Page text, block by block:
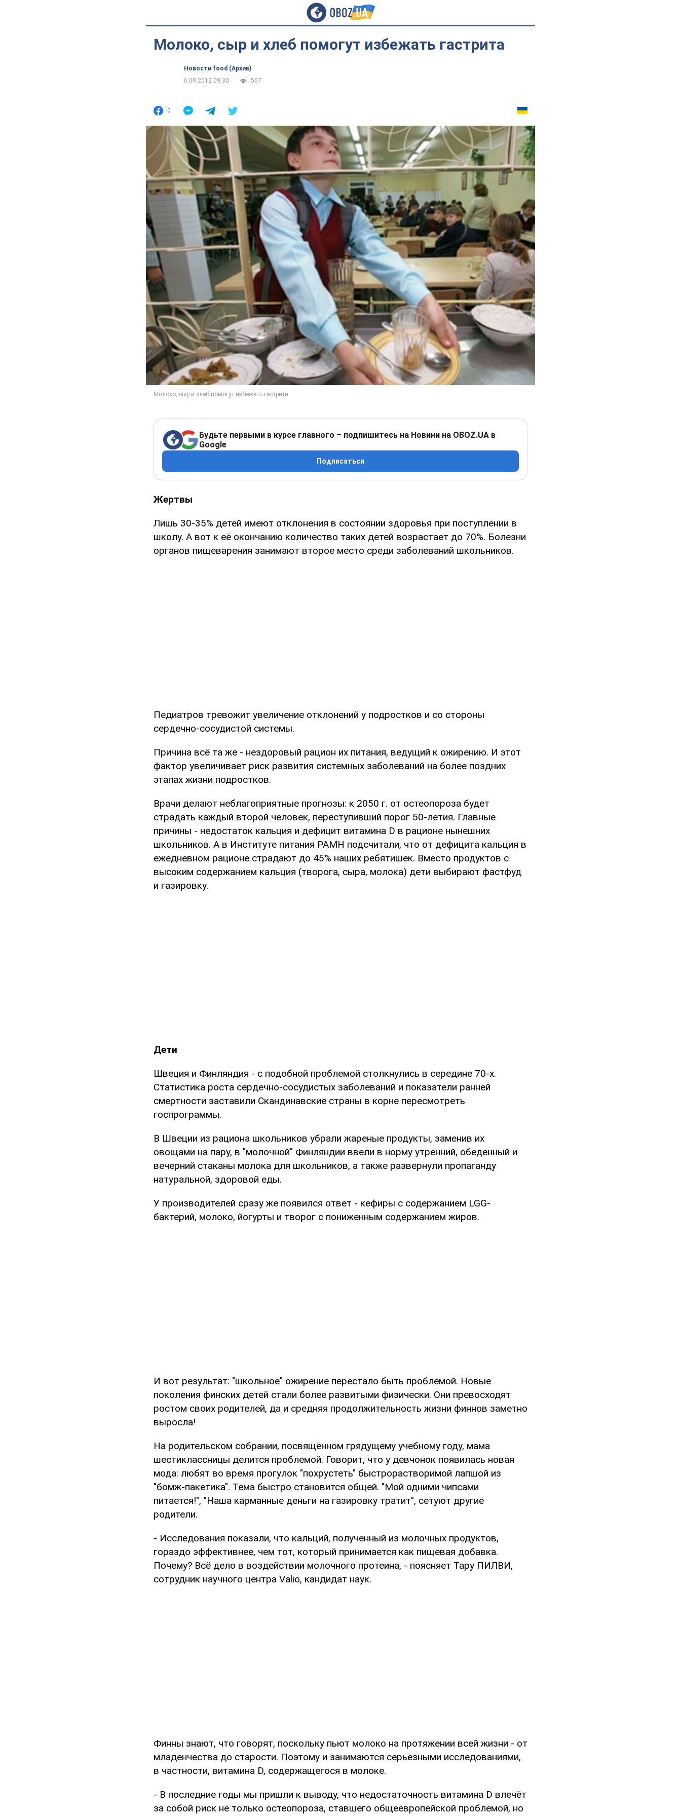
Молоко, сыр и хлеб помогут избежать гастрита
Новости food (Архив)
6.09.2012 09:30
567
0
Будьте первыми в курсе главного – подпишитесь на Новини на OBOZ.UA в
Google
Подписаться
Жертвы
Лишь 30-35% детей имеют отклонения в состоянии здоровья при поступлении в
школу. А вот к её окончанию количество таких детей возрастает до 70%. Болезни
органов пищеварения занимают второе место среди заболеваний школьников.
Педиатров тревожит увеличение отклонений у подростков и со стороны
сердечно-сосудистой системы.
Причина всё та же - нездоровый рацион их питания, ведущий к ожирению. И этот
фактор увеличивает риск развития системных заболеваний на более поздних
этапах жизни подростков.
Врачи делают неблагоприятные прогнозы: к 2050 г. от остеопороза будет
страдать каждый второй человек, переступивший порог 50-летия. Главные
причины - недостаток кальция и дефицит витамина D в рационе нынешних
школьников. А в Институте питания РАМН подсчитали, что от дефицита кальция в
ежедневном рационе страдают до 45% наших ребятишек. Вместо продуктов с
высоким содержанием кальция (творога, сыра, молока) дети выбирают фастфуд
и газировку.
Дети
Швеция и Финляндия - с подобной проблемой столкнулись в середине 70-х.
Статистика роста сердечно-сосудистых заболеваний и показатели ранней
смертности заставили Скандинавские страны в корне пересмотреть
госпрограммы.
В Швеции из рациона школьников убрали жареные продукты, заменив их
овощами на пару, в "молочной" Финляндии ввели в норму утренний, обеденный и
вечерний стаканы молока для школьников, а также развернули пропаганду
натуральной, здоровой еды.
У производителей сразу же появился ответ - кефиры с содержанием LGG-
бактерий, молоко, йогурты и творог с пониженным содержанием жиров.
И вот результат: "школьное" ожирение перестало быть проблемой. Новые
поколения финских детей стали более развитыми физически. Они превосходят
ростом своих родителей, да и средняя продолжительность жизни финнов заметно
выросла!
На родительском собрании, посвящённом грядущему учебному году, мама
шестиклассницы делится проблемой. Говорит, что у девчонок появилась новая
мода: любят во время прогулок "похрустеть" быстрорастворимой лапшой из
"бомж-пакетика". Тема быстро становится общей. "Мой одними чипсами
питается!", "Наша карманные деньги на газировку тратит", сетуют другие
родители.
- Исследования показали, что кальций, полученный из молочных продуктов,
гораздо эффективнее, чем тот, который принимается как пищевая добавка.
Почему? Всё дело в воздействии молочного протеина, - поясняет Тару ПИЛВИ,
сотрудник научного центра Valio, кандидат наук.
Финны знают, что говорят, поскольку пьют молоко на протяжении всей жизни - от
младенчества до старости. Поэтому и занимаются серьёзными исследованиями,
в частности, витамина D, содержащегося в молоке.
- В последние годы мы пришли к выводу, что недостаточность витамина D влечёт
за собой риск не только остеопороза, ставшего общеевропейской проблемой, но